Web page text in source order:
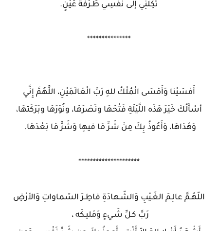
تَكِلْنِي إلَى نَفْسِي طَـرْفَةَ عَيْنٍ.
***************
أَمْسَيْنا وَأَمْسَى الْمُلْكُ للهِ رَبِّ الْعَالَمَيْنِ، اللَّهُمَّ إِنَّي
أسْأَلُكَ خَيْرَ هَذَه اللَّيْلَةِ فَتْحَهَا ونَصْرَهَا، ونُوْرَهَا وبَرَكَتهَا،
وَهُدَاهَا، وَأَعُوذُ بِكَ مِنْ شَرِّ مَا فيهِا وَشَرَّ مَا بَعْدَهَا.
*********************
اللّهُـمَّ عالِـمَ الغَـيْبِ وَالشّـهادَةِ فاطِـرَ السّماواتِ وَالأرْضِ
رَبَّ كـلِّ شَـيءٍ وَمَليـكَه ،